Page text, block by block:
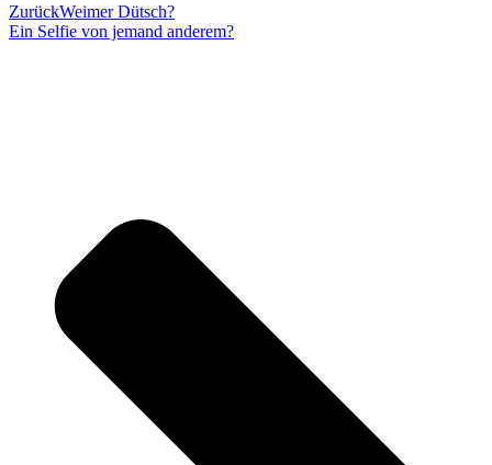
ZurückWeimer Dütsch?
Ein Selfie von jemand anderem?